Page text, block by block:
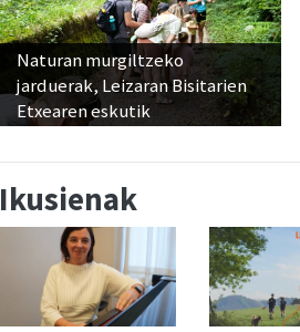
Naturan murgiltzeko
jarduerak, Leizaran Bisitarien
Etxearen eskutik
Ikusienak